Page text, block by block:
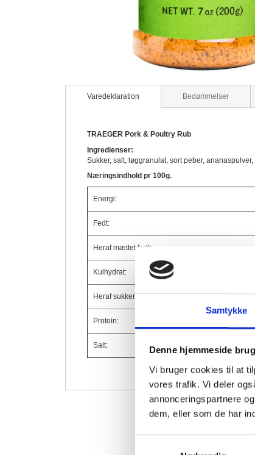
Samtykke
Denne hjemmeside
Vi bruger cookies til at
vores trafik. Vi deler
annonceringspartnere
dem, eller som de har
til
Varedeklaration
TRAEGER Pork & Poultry Rub
Ingredienser:
Sukker, salt, løggranulat, sort peber,
Næringsindhold pr 100g.
Energi:
Fedt:
Heraf mættet fedt:
Kulhydrat:
Heraf sukker:
Protein:
Salt:
Bedømmelser